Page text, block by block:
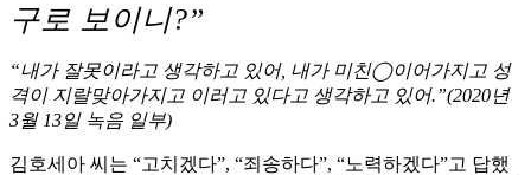
구로 보이니?”
“내가 잘못이라고 생각하고 있어, 내가 미친◯이어가지고 성
격이 지랄맞아가지고 이러고 있다고 생각하고 있어.”(2020년
3월 13일 녹음 일부)
김호세아 씨는 “고치겠다”, “죄송하다”, “노력하겠다”고 답했